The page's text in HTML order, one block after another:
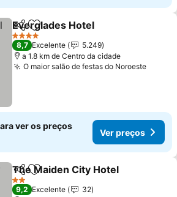
PartilharAdicionar aos favoritos
Everglades Hotel
4 Estrelas
8,7 Excelente
5.249
a 1.8 km de Centro da cidade
O maior salão de festas do Noroeste
ver os preços
Ver preços
PartilharAdicionar aos favoritos
The Maiden City Hotel
2 Estrelas
9,2 Excelente
32